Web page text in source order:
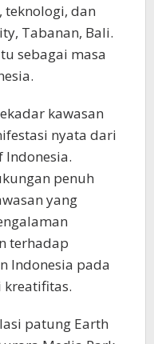
teknologi, dan
Tabanan, Bali.
sebagai masa
kawasan
nyata dari
Indonesia.
penuh
yang
terhadap
Indonesia pada
patung Earth